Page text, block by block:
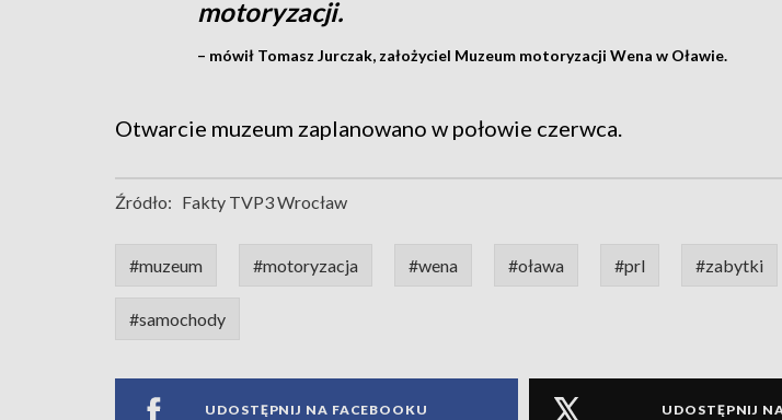
motoryzacji.
– mówił Tomasz Jurczak, założyciel Muzeum motoryzacji Wena w Oławie.
Otwarcie muzeum zaplanowano w połowie czerwca.
Źródło: Fakty TVP3 Wrocław
#muzeum #motoryzacja #wena #oława #prl #zabytki
#samochody
UDOSTĘPNIJ NA FACEBOOKU UDOSTĘPNIJ